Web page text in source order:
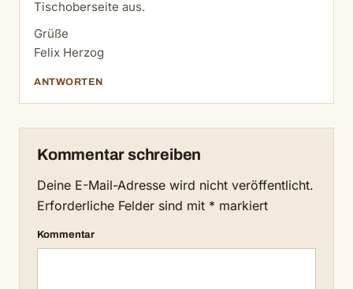
Tischoberseite aus.
Grüße
Felix Herzog
ANTWORTEN
Kommentar schreiben
Deine E-Mail-Adresse wird nicht veröffentlicht.
Erforderliche Felder sind mit * markiert
Kommentar